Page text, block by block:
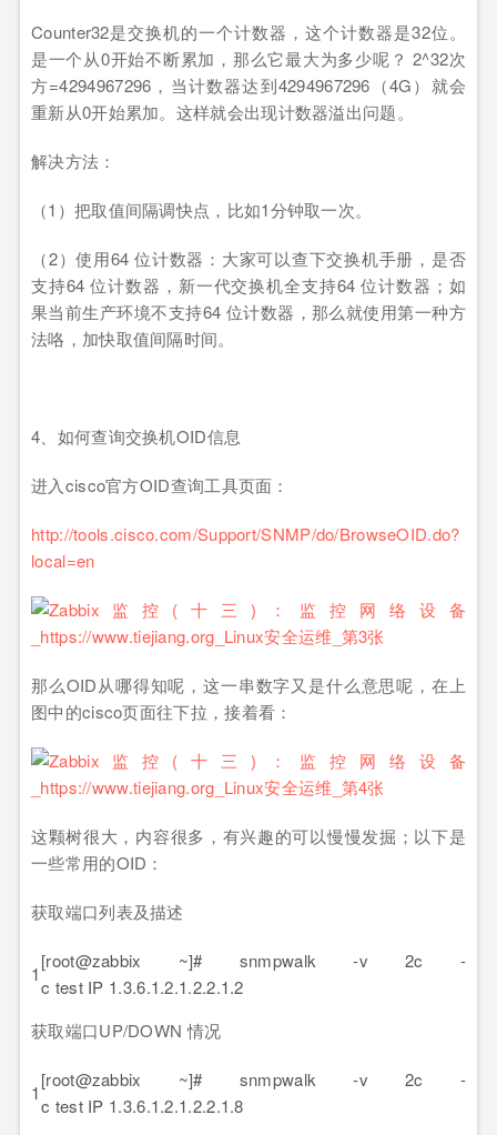
Counter32是交换机的一个计数器，这个计数器是32位。
是一个从0开始不断累加，那么它最大为多少呢？ 2^32次
方=4294967296，当计数器达到4294967296（4G）就会
重新从0开始累加。这样就会出现计数器溢出问题。
解决方法：
（1）把取值间隔调快点，比如1分钟取一次。
（2）使用64 位计数器：大家可以查下交换机手册，是否
支持64 位计数器，新一代交换机全支持64 位计数器；如
果当前生产环境不支持64 位计数器，那么就使用第一种方
法咯，加快取值间隔时间。
4、如何查询交换机OID信息
进入cisco官方OID查询工具页面：
http://tools.cisco.com/Support/SNMP/do/BrowseOID.do?
local=en
那么OID从哪得知呢，这一串数字又是什么意思呢，在上
图中的cisco页面往下拉，接着看：
这颗树很大，内容很多，有兴趣的可以慢慢发掘；以下是
一些常用的OID：
获取端口列表及描述
1
[root@zabbix ~]# snmpwalk -v 2c -
c test IP 1.3.6.1.2.1.2.2.1.2
获取端口UP/DOWN 情况
1
[root@zabbix ~]# snmpwalk -v 2c -
c test IP 1.3.6.1.2.1.2.2.1.8